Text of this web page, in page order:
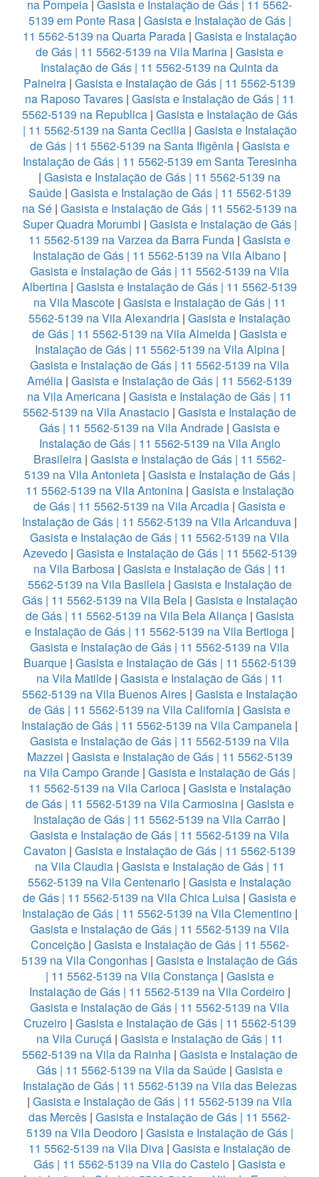
na Pompeia | Gasista e Instalação de Gás | 11 5562-
5139 em Ponte Rasa| Gasista e Instalação de Gás |
11 5562-5139 na Quarta Parada| Gasista e Instalação
de Gás | 11 5562-5139 na Vila Marina | Gasista e
Instalação de Gás | 11 5562-5139 na Quinta da
Paineira | Gasista e Instalação de Gás | 11 5562-5139
na Raposo Tavares| Gasista e Instalação de Gás | 11
5562-5139 na Republica| Gasista e Instalação de Gás
| 11 5562-5139 na Santa Cecilia| Gasista e Instalação
de Gás | 11 5562-5139 na Santa Ifigênia | Gasista e
Instalação de Gás | 11 5562-5139 em Santa Teresinha
| Gasista e Instalação de Gás | 11 5562-5139 na
Saúde| Gasista e Instalação de Gás | 11 5562-5139
na Sé | Gasista e Instalação de Gás | 11 5562-5139 na
Super Quadra Morumbi | Gasista e Instalação de Gás |
11 5562-5139 na Varzea da Barra Funda | Gasista e
Instalação de Gás | 11 5562-5139 na Vila Albano |
Gasista e Instalação de Gás | 11 5562-5139 na Vila
Albertina | Gasista e Instalação de Gás | 11 5562-5139
na Vila Mascote| Gasista e Instalação de Gás | 11
5562-5139 na Vila Alexandria | Gasista e Instalação
de Gás | 11 5562-5139 na Vila Almeida | Gasista e
Instalação de Gás | 11 5562-5139 na Vila Alpina |
Gasista e Instalação de Gás | 11 5562-5139 na Vila
Amélia | Gasista e Instalação de Gás | 11 5562-5139
na Vila Americana | Gasista e Instalação de Gás | 11
5562-5139 na Vila Anastacio | Gasista e Instalação de
Gás | 11 5562-5139 na Vila Andrade | Gasista e
Instalação de Gás | 11 5562-5139 na Vila Anglo
Brasileira | Gasista e Instalação de Gás | 11 5562-
5139 na Vila Antonieta| Gasista e Instalação de Gás |
11 5562-5139 na Vila Antonina| Gasista e Instalação
de Gás | 11 5562-5139 na Vila Arcadia | Gasista e
Instalação de Gás | 11 5562-5139 na Vila Aricanduva |
Gasista e Instalação de Gás | 11 5562-5139 na Vila
Azevedo| Gasista e Instalação de Gás | 11 5562-5139
na Vila Barbosa| Gasista e Instalação de Gás | 11
5562-5139 na Vila Basileia| Gasista e Instalação de
Gás | 11 5562-5139 na Vila Bela| Gasista e Instalação
de Gás | 11 5562-5139 na Vila Bela Aliança| Gasista
e Instalação de Gás | 11 5562-5139 na Vila Bertioga |
Gasista e Instalação de Gás | 11 5562-5139 na Vila
Buarque| Gasista e Instalação de Gás | 11 5562-5139
na Vila Matilde| Gasista e Instalação de Gás | 11
5562-5139 na Vila Buenos Aires| Gasista e Instalação
de Gás | 11 5562-5139 na Vila California | Gasista e
Instalação de Gás | 11 5562-5139 na Vila Campanela |
Gasista e Instalação de Gás | 11 5562-5139 na Vila
Mazzei | Gasista e Instalação de Gás | 11 5562-5139
na Vila Campo Grande | Gasista e Instalação de Gás |
11 5562-5139 na Vila Carioca| Gasista e Instalação
de Gás | 11 5562-5139 na Vila Carmosina| Gasista e
Instalação de Gás | 11 5562-5139 na Vila Carrão |
Gasista e Instalação de Gás | 11 5562-5139 na Vila
Cavaton | Gasista e Instalação de Gás | 11 5562-5139
na Vila Claudia| Gasista e Instalação de Gás | 11
5562-5139 na Vila Centenario | Gasista e Instalação
de Gás | 11 5562-5139 na Vila Chica Luisa | Gasista e
Instalação de Gás | 11 5562-5139 na Vila Clementino|
Gasista e Instalação de Gás | 11 5562-5139 na Vila
Conceição| Gasista e Instalação de Gás | 11 5562-
5139 na Vila Congonhas | Gasista e Instalação de Gás
| 11 5562-5139 na Vila Constança| Gasista e
Instalação de Gás | 11 5562-5139 na Vila Cordeiro|
Gasista e Instalação de Gás | 11 5562-5139 na Vila
Cruzeiro | Gasista e Instalação de Gás | 11 5562-5139
na Vila Curuçá | Gasista e Instalação de Gás | 11
5562-5139 na Vila da Rainha | Gasista e Instalação de
Gás | 11 5562-5139 na Vila da Saúde | Gasista e
Instalação de Gás | 11 5562-5139 na Vila das Belezas
| Gasista e Instalação de Gás | 11 5562-5139 na Vila
das Mercês | Gasista e Instalação de Gás | 11 5562-
5139 na Vila Deodoro| Gasista e Instalação de Gás |
11 5562-5139 na Vila Diva | Gasista e Instalação de
Gás | 11 5562-5139 na Vila do Castelo | Gasista e